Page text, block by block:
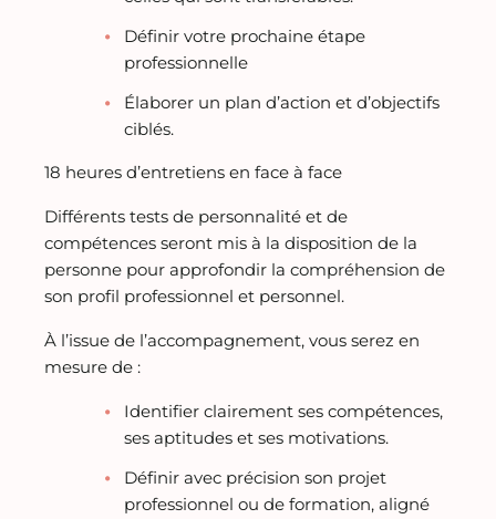
Définir votre prochaine étape
professionnelle
Élaborer un plan d’action et d’objectifs
ciblés.
18 heures d’entretiens en face à face
Différents tests de personnalité et de
compétences seront mis à la disposition de la
personne pour approfondir la compréhension de
son profil professionnel et personnel.
À l’issue de l’accompagnement, vous serez en
mesure de :
Identifier clairement ses compétences,
ses aptitudes et ses motivations.
Définir avec précision son projet
professionnel ou de formation, aligné